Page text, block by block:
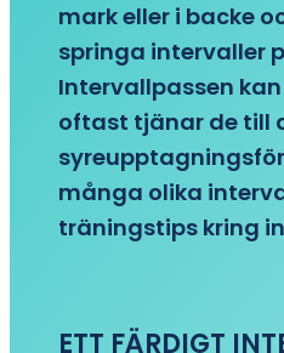
mark eller i backe
springa intervaller
Intervallpassen
oftast tjänar de till
många olika
träningstips kring
ETT FÄRDIGT